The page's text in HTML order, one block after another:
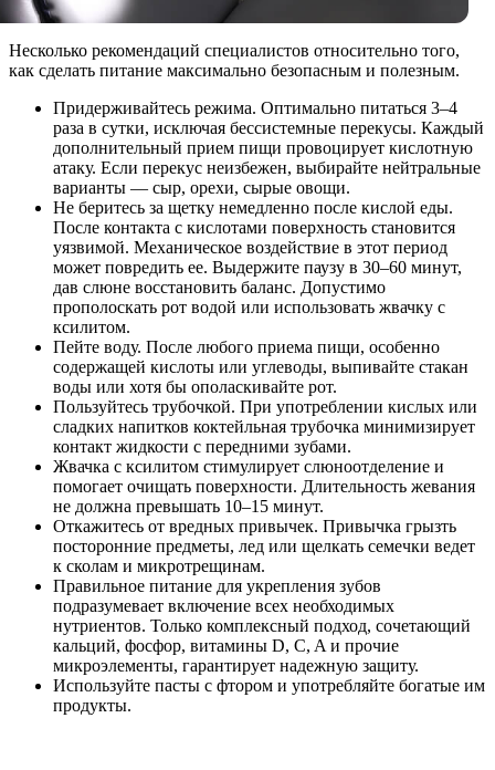
Несколько рекомендаций специалистов относительно того,
как сделать питание максимально безопасным и полезным.
Придерживайтесь режима. Оптимально питаться 3–4
раза в сутки, исключая бессистемные перекусы. Каждый
дополнительный прием пищи провоцирует кислотную
атаку. Если перекус неизбежен, выбирайте нейтральные
варианты — сыр, орехи, сырые овощи.
Не беритесь за щетку немедленно после кислой еды.
После контакта с кислотами поверхность становится
уязвимой. Механическое воздействие в этот период
может повредить ее. Выдержите паузу в 30–60 минут,
дав слюне восстановить баланс. Допустимо
прополоскать рот водой или использовать жвачку с
ксилитом.
Пейте воду. После любого приема пищи, особенно
содержащей кислоты или углеводы, выпивайте стакан
воды или хотя бы ополаскивайте рот.
Пользуйтесь трубочкой. При употреблении кислых или
сладких напитков коктейльная трубочка минимизирует
контакт жидкости с передними зубами.
Жвачка с ксилитом стимулирует слюноотделение и
помогает очищать поверхности. Длительность жевания
не должна превышать 10–15 минут.
Откажитесь от вредных привычек. Привычка грызть
посторонние предметы, лед или щелкать семечки ведет
к сколам и микротрещинам.
Правильное питание для укрепления зубов
подразумевает включение всех необходимых
нутриентов. Только комплексный подход, сочетающий
кальций, фосфор, витамины D, C, A и прочие
микроэлементы, гарантирует надежную защиту.
Используйте пасты с фтором и употребляйте богатые им
продукты.